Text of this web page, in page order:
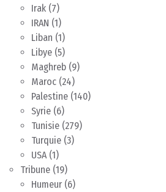
Irak (7)
IRAN (1)
Liban (1)
Libye (5)
Maghreb (9)
Maroc (24)
Palestine (140)
Syrie (6)
Tunisie (279)
Turquie (3)
USA(1)
Tribune (19)
Humeur (6)